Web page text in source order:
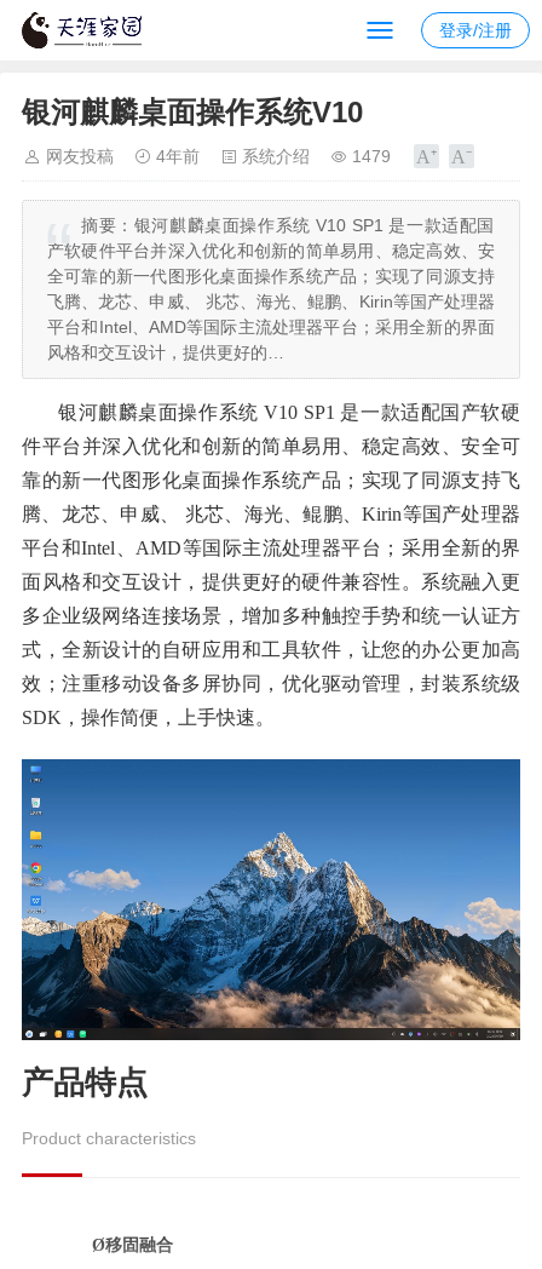
登录/注册
银河麒麟桌面操作系统V10
网友投稿 4年前 系统介绍 1479
摘要： 银河麒麟桌面操作系统 V10 SP1 是一款适配国
产软硬件平台并深入优化和创新的简单易用、稳定高效、安
全可靠的新一代图形化桌面操作系统产品；实现了同源支持
飞腾、龙芯、申威、 兆芯、海光、鲲鹏、Kirin等国产处理器
平台和Intel、AMD等国际主流处理器平台；采用全新的界面
风格和交互设计，提供更好的…
银河麒麟桌面操作系统 V10 SP1 是一款适配国产软硬
件平台并深入优化和创新的简单易用、稳定高效、安全可
靠的新一代图形化桌面操作系统产品；实现了同源支持飞
腾、龙芯、申威、 兆芯、海光、鲲鹏、Kirin等国产处理器
平台和Intel、AMD等国际主流处理器平台；采用全新的界
面风格和交互设计，提供更好的硬件兼容性。系统融入更
多企业级网络连接场景，增加多种触控手势和统一认证方
式，全新设计的自研应用和工具软件，让您的办公更加高
效；注重移动设备多屏协同，优化驱动管理，封装系统级
SDK，操作简便，上手快速。
产品特点
Product characteristics
Ø移固融合